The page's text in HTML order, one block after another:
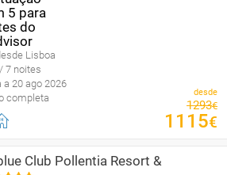
Lisboa
7 noites
a 20 ago 2026
completa
desde
1293€
1115€
Club Pollentia Resort &